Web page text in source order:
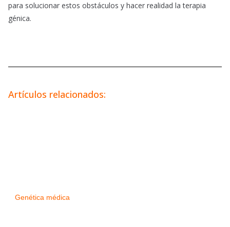
para solucionar estos obstáculos y hacer realidad la terapia
génica.
Artículos relacionados:
Genética médica